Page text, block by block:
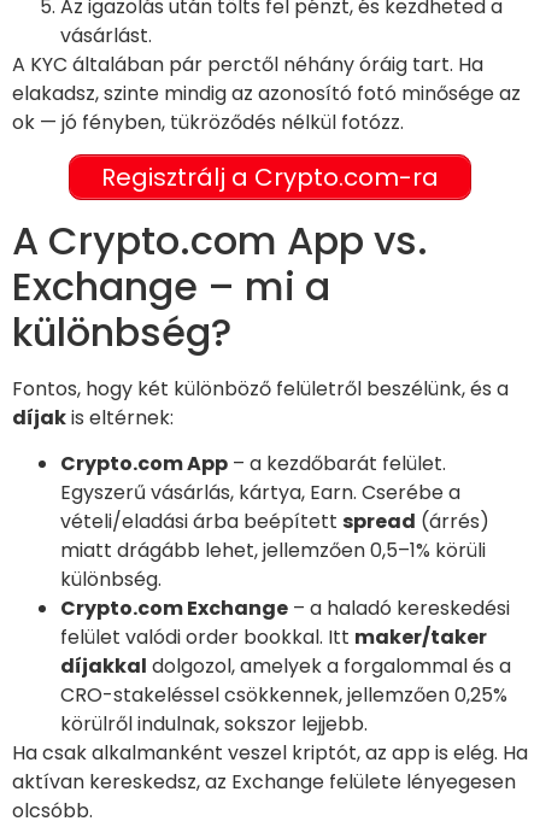
Az igazolás után tölts fel pénzt, és kezdheted a
vásárlást.
A KYC általában pár perctől néhány óráig tart. Ha
elakadsz, szinte mindig az azonosító fotó minősége az
ok — jó fényben, tükröződés nélkül fotózz.
Regisztrálj a Crypto.com-ra
A Crypto.com App vs.
Exchange – mi a
különbség?
Fontos, hogy két különböző felületről beszélünk, és a
díjakis eltérnek:
Crypto.com App – a kezdőbarát felület.
Egyszerű vásárlás, kártya, Earn. Cserébe a
vételi/eladási árba beépített spread (árrés)
miatt drágább lehet, jellemzően 0,5–1% körüli
különbség.
Crypto.com Exchange – a haladó kereskedési
felület valódi order bookkal. Itt maker/taker
díjakkal dolgozol, amelyek a forgalommal és a
CRO-stakeléssel csökkennek, jellemzően 0,25%
körülről indulnak, sokszor lejjebb.
Ha csak alkalmanként veszel kriptót, az app is elég. Ha
aktívan kereskedsz, az Exchange felülete lényegesen
olcsóbb.